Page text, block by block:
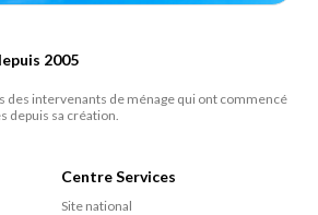
2005
des intervenants de ménage qui ont commencé
depuis sa création.
Centre Services
Site national